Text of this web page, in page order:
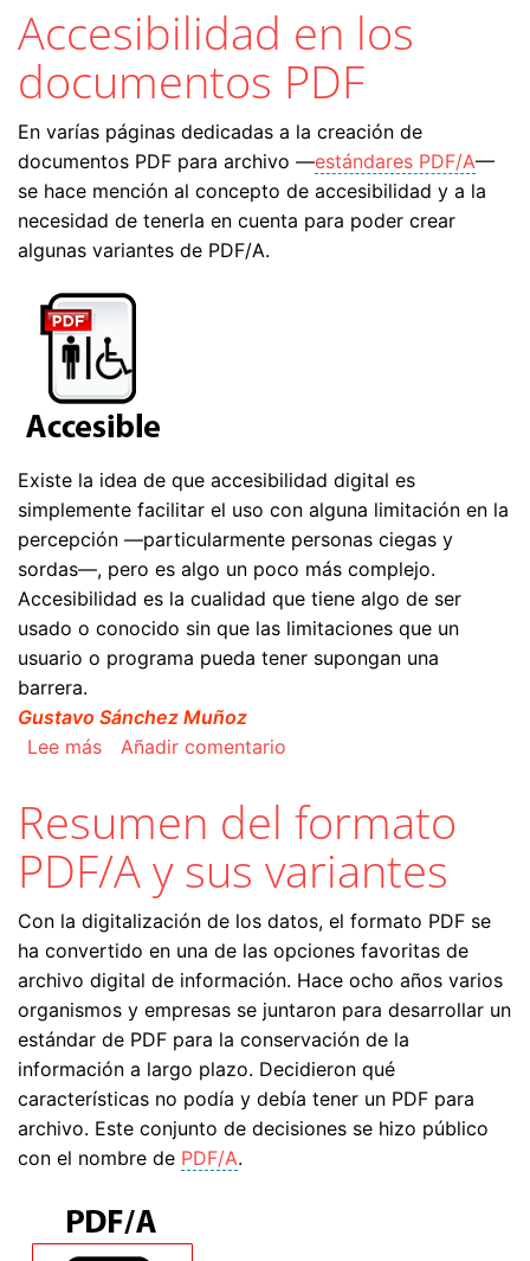
Accesibilidad en los
documentos PDF
En varías páginas dedicadas a la creación de
documentos PDF para archivo —estándares PDF/A—
se hace mención al concepto de accesibilidad y a la
necesidad de tenerla en cuenta para poder crear
algunas variantes de PDF/A.
Existe la idea de que accesibilidad digital es
simplemente facilitar el uso con alguna limitación en la
percepción —particularmente personas ciegas y
sordas—, pero es algo un poco más complejo.
Accesibilidad es la cualidad que tiene algo de ser
usado o conocido sin que las limitaciones que un
usuario o programa pueda tener supongan una
barrera.
Gustavo Sánchez Muñoz
Lee mássobre Accesibilidad en los documentos PDF
Añadir comentario
Resumen del formato
PDF/A y sus variantes
Con la digitalización de los datos, el formato PDF se
ha convertido en una de las opciones favoritas de
archivo digital de información. Hace ocho años varios
organismos y empresas se juntaron para desarrollar un
estándar de PDF para la conservación de la
información a largo plazo. Decidieron qué
características no podía y debía tener un PDF para
archivo. Este conjunto de decisiones se hizo público
con el nombre de PDF/A.